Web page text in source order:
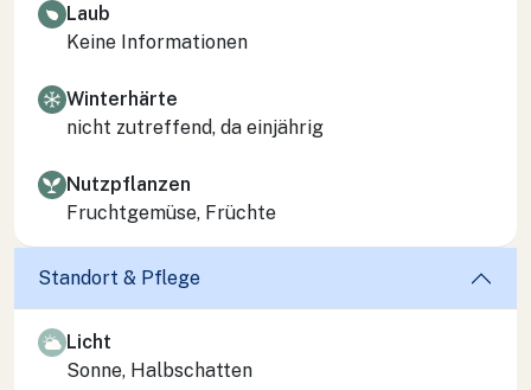
Laub
Keine Informationen
Winterhärte
nicht zutreffend, da einjährig
Nutzpflanzen
Fruchtgemüse, Früchte
Standort & Pflege
Licht
Sonne, Halbschatten